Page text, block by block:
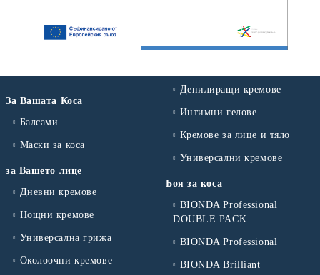
За Вашата Коса
Балсами
Маски за коса
за Вашето лице
Дневни кремове
Нощни кремове
Универсална грижа
Околоочни кремове
Депилиращи кремове
Интимни гелове
Кремове за лице и тяло
Универсални кремове
Боя за коса
BIONDA Professional
DOUBLE PACK
BIONDA Professional
BIONDA Brilliant